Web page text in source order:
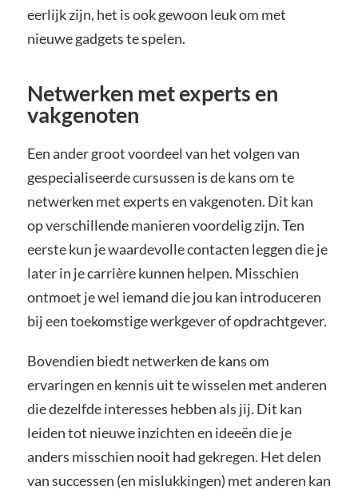
eerlijk zijn, het is ook gewoon leuk om met
nieuwe gadgets te spelen.
Netwerken met experts en
vakgenoten
Een ander groot voordeel van het volgen van
gespecialiseerde cursussen is de kans om te
netwerken met experts en vakgenoten. Dit kan
op verschillende manieren voordelig zijn. Ten
eerste kun je waardevolle contacten leggen die je
later in je carrière kunnen helpen. Misschien
ontmoet je wel iemand die jou kan introduceren
bij een toekomstige werkgever of opdrachtgever.
Bovendien biedt netwerken de kans om
ervaringen en kennis uit te wisselen met anderen
die dezelfde interesses hebben als jij. Dit kan
leiden tot nieuwe inzichten en ideeën die je
anders misschien nooit had gekregen. Het delen
van successen (en mislukkingen) met anderen kan